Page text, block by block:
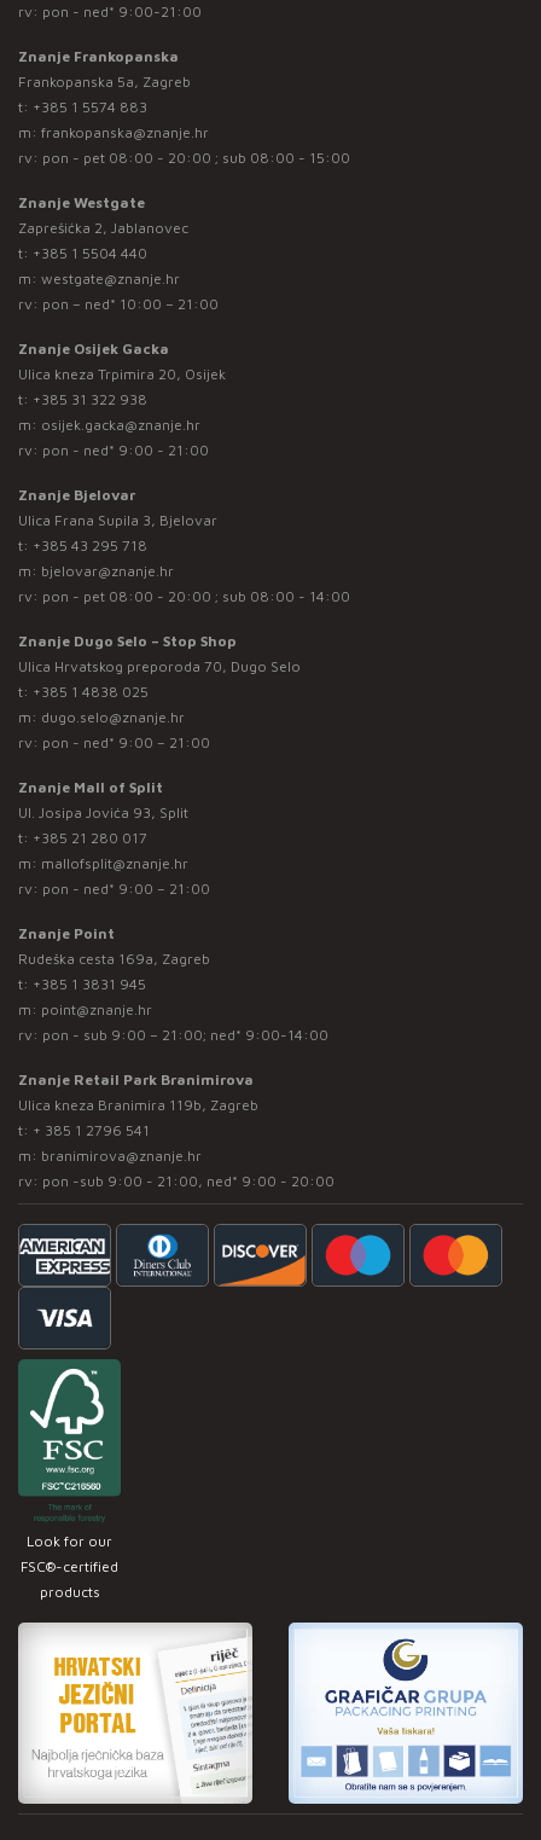
rv: pon - ned* 9:00-21:00
Znanje Frankopanska
Frankopanska 5a, Zagreb
t: +385 1 5574 883
m: frankopanska@znanje.hr
rv: pon - pet 08:00 - 20:00 ; sub 08:00 - 15:00
Znanje Westgate
Zaprešićka 2, Jablanovec
t: +385 1 5504 440
m: westgate@znanje.hr
rv: pon – ned* 10:00 – 21:00
Znanje Osijek Gacka
Ulica kneza Trpimira 20, Osijek
t: +385 31 322 938
m: osijek.gacka@znanje.hr
rv: pon - ned* 9:00 - 21:00
Znanje Bjelovar
Ulica Frana Supila 3, Bjelovar
t: +385 43 295 718
m: bjelovar@znanje.hr
rv: pon - pet 08:00 - 20:00 ; sub 08:00 - 14:00
Znanje Dugo Selo – Stop Shop
Ulica Hrvatskog preporoda 70, Dugo Selo
t: +385 1 4838 025
m: dugo.selo@znanje.hr
rv: pon - ned* 9:00 – 21:00
Znanje Mall of Split
Ul. Josipa Jovića 93, Split
t: +385 21 280 017
m: mallofsplit@znanje.hr
rv: pon - ned* 9:00 – 21:00
Znanje Point
Rudeška cesta 169a, Zagreb
t: +385 1 3831 945
m: point@znanje.hr
rv: pon - sub 9:00 – 21:00; ned* 9:00-14:00
Znanje Retail Park Branimirova
Ulica kneza Branimira 119b, Zagreb
t: + 385 1 2796 541
m: branimirova@znanje.hr
rv: pon -sub 9:00 - 21:00, ned* 9:00 - 20:00
Look for our
FSC®-certified
products